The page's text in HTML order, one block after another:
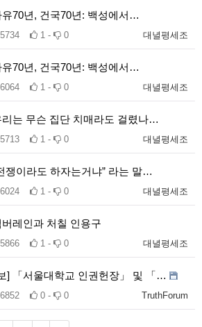
70년, 건국70년: 백성에서…
대녈평세조
5734 1 - 0
70년, 건국70년: 백성에서…
대녈평세조
6064 1 - 0
는 무슨 집단 치매라도 걸렸나…
대녈평세조
5713 1 - 0
쟁이라도 하자는거냐” 라는 말…
대녈평세조
6024 1 - 0
레인과 처칠 인용구
대녈평세조
5866 1 - 0
] 「서울대학교 인권헌장」 및 「…
TruthForum
6852 0 - 0